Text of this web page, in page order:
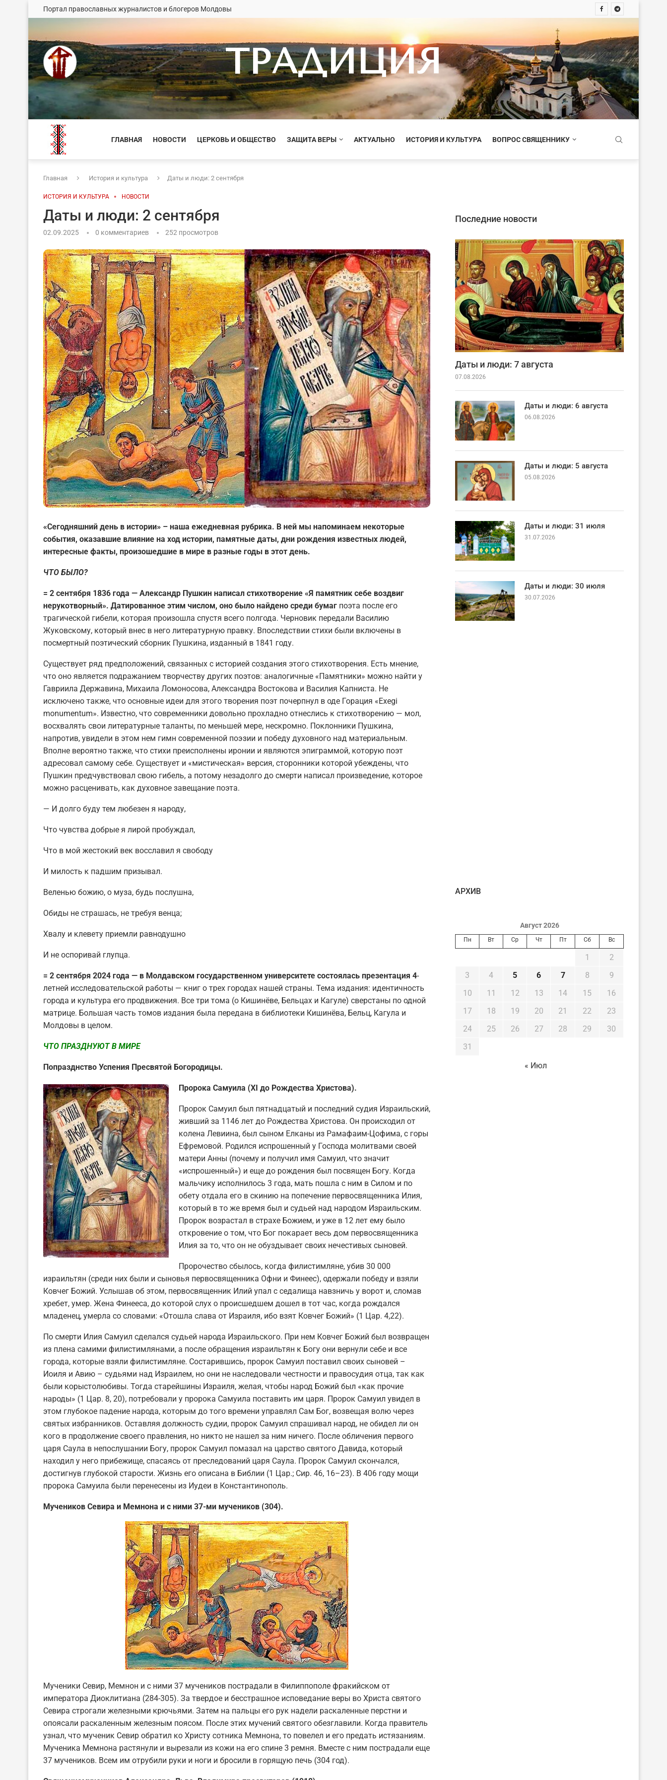
Портал православных журналистов и блогеров Молдовы
ТРАДИЦИЯ
ГЛАВНАЯ НОВОСТИ ЦЕРКОВЬ И ОБЩЕСТВО ЗАЩИТА ВЕРЫ АКТУАЛЬНО ИСТОРИЯ И КУЛЬТУРА ВОПРОС СВЯЩЕННИКУ
Главная История и культура Даты и люди: 2 сентября
ИСТОРИЯ И КУЛЬТУРА НОВОСТИ
Даты и люди: 2 сентября
02.09.2025 0 комментариев 252 просмотров
«Сегодняшний день в истории» – наша ежедневная рубрика. В ней мы напоминаем некоторые
события, оказавшие влияние на ход истории, памятные даты, дни рождения известных людей,
интересные факты, произошедшие в мире в разные годы в этот день.
ЧТО БЫЛО?
= 2 сентября 1836 года — Александр Пушкин написал стихотворение «Я памятник себе воздвиг
нерукотворный». Датированное этим числом, оно было найдено среди бумаг поэта после его
трагической гибели, которая произошла спустя всего полгода. Черновик передали Василию
Жуковскому, который внес в него литературную правку. Впоследствии стихи были включены в
посмертный поэтический сборник Пушкина, изданный в 1841 году.
Существует ряд предположений, связанных с историей создания этого стихотворения. Есть мнение,
что оно является подражанием творчеству других поэтов: аналогичные «Памятники» можно найти у
Гавриила Державина, Михаила Ломоносова, Александра Востокова и Василия Капниста. Не
исключено также, что основные идеи для этого творения поэт почерпнул в оде Горация «Exegi
monumentum». Известно, что современники довольно прохладно отнеслись к стихотворению — мол,
восхвалять свои литературные таланты, по меньшей мере, нескромно. Поклонники Пушкина,
напротив, увидели в этом нем гимн современной поэзии и победу духовного над материальным.
Вполне вероятно также, что стихи преисполнены иронии и являются эпиграммой, которую поэт
адресовал самому себе. Существует и «мистическая» версия, сторонники которой убеждены, что
Пушкин предчувствовал свою гибель, а потому незадолго до смерти написал произведение, которое
можно расценивать, как духовное завещание поэта.
— И долго буду тем любезен я народу,
Что чувства добрые я лирой пробуждал,
Что в мой жестокий век восславил я свободу
И милость к падшим призывал.
Веленью бoжию, о муза, будь послушна,
Обиды не страшась, не требуя венца;
Хвалу и клевету приeмли равнодушно
И не оспоривай глупца.
= 2 сентября 2024 года — в Молдавском государственном университете состоялась презентация 4-
летней исследовательской работы — книг о трех городах нашей страны. Тема издания: идентичность
города и культура его продвижения. Все три тома (о Кишинёве, Бельцах и Кагуле) сверстаны по одной
матрице. Большая часть томов издания была передана в библиотеки Кишинёва, Бельц, Кагула и
Молдовы в целом.
ЧТО ПРАЗДНУЮТ В МИРЕ
Попразднство Успения Пресвятой Богородицы.
Пророка Самуила (XI до Рождества Христова).
Пророк Самуил был пятнадцатый и последний судия Израильский,
живший за 1146 лет до Рождества Христова. Он происходил от
колена Левиина, был сыном Елканы из Рамафаим-Цофима, с горы
Ефремовой. Родился испрошенный у Господа молитвами своей
матери Анны (почему и получил имя Самуил, что значит
«испрошенный») и еще до рождения был посвящен Богу. Когда
мальчику исполнилось 3 года, мать пошла с ним в Силом и по
обету отдала его в скинию на попечение первосвященника Илия,
который в то же время был и судьей над народом Израильским.
Пророк возрастал в страхе Божием, и уже в 12 лет ему было
откровение о том, что Бог покарает весь дом первосвященника
Илия за то, что он не обуздывает своих нечестивых сыновей.
Пророчество сбылось, когда филистимляне, убив 30 000
израильтян (среди них были и сыновья первосвященника Офни и Финеес), одержали победу и взяли
Ковчег Божий. Услышав об этом, первосвященник Илий упал с седалища навзничь у ворот и, сломав
хребет, умер. Жена Финееса, до которой слух о происшедшем дошел в тот час, когда рождался
младенец, умерла со словами: «Отошла слава от Израиля, ибо взят Ковчег Божий» (1 Цар. 4,22).
По смерти Илия Самуил сделался судьей народа Израильского. При нем Ковчег Божий был возвращен
из плена самими филистимлянами, а после обращения израильтян к Богу они вернули себе и все
города, которые взяли филистимляне. Состарившись, пророк Самуил поставил своих сыновей –
Иоиля и Авию – судьями над Израилем, но они не наследовали честности и правосудия отца, так как
были корыстолюбивы. Тогда старейшины Израиля, желая, чтобы народ Божий был «как прочие
народы» (1 Цар. 8, 20), потребовали у пророка Самуила поставить им царя. Пророк Самуил увидел в
этом глубокое падение народа, которым до того времени управлял Сам Бог, возвещая волю через
святых избранников. Оставляя должность судии, пророк Самуил спрашивал народ, не обидел ли он
кого в продолжение своего правления, но никто не нашел за ним ничего. После обличения первого
царя Саула в непослушании Богу, пророк Самуил помазал на царство святого Давида, который
находил у него прибежище, спасаясь от преследований царя Саула. Пророк Самуил скончался,
достигнув глубокой старости. Жизнь его описана в Библии (1 Цар.; Сир. 46, 16–23). В 406 году мощи
пророка Самуила были перенесены из Иудеи в Константинополь.
Мучеников Севира и Мемнона и с ними 37-ми мучеников (304).
Мученики Севир, Мемнон и с ними 37 мучеников пострадали в Филиппополе фракийском от
императора Диоклитиана (284-305). За твердое и бесстрашное исповедание веры во Христа святого
Севира строгали железными крючьями. Затем на пальцы его рук надели раскаленные перстни и
опоясали раскаленным железным поясом. После этих мучений святого обезглавили. Когда правитель
узнал, что мученик Севир обратил ко Христу сотника Мемнона, то повелел и его предать истязаниям.
Мученика Мемнона растянули и вырезали из кожи на его спине 3 ремня. Вместе с ним пострадали еще
37 мучеников. Всем им отрубили руки и ноги и бросили в горящую печь (304 год).
Последние новости
Даты и люди: 7 августа
07.08.2026
Даты и люди: 6 августа
06.08.2026
Даты и люди: 5 августа
05.08.2026
Даты и люди: 31 июля
31.07.2026
Даты и люди: 30 июля
30.07.2026
AРХИВ
Август 2026
Пн Вт Ср Чт Пт Сб Вс
1
2
3
4 5 6 7 8
9
10
11 12 13 14 15
16
17
18 19 20 21 22
23
24
25 26 27 28 29
30
31
« Июл